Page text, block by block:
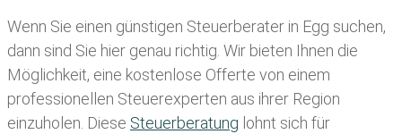
Wenn Sie einen günstigen Steuerberater in Egg suchen,
dann sind Sie hier genau richtig. Wir bieten Ihnen die
Möglichkeit, eine kostenlose Offerte von einem
professionellen Steuerexperten aus ihrer Region
einzuholen. Diese Steuerberatung lohnt sich für